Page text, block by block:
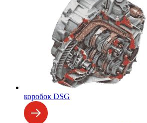
коробок DSG